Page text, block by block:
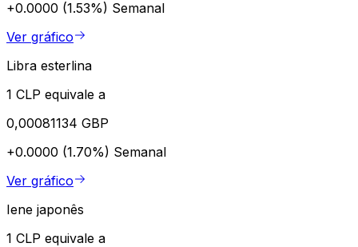
+0.0000 (1.53%) Semanal
Ver gráfico
Libra esterlina
1 CLP equivale a
0,00081134 GBP
+0.0000 (1.70%) Semanal
Ver gráfico
Iene japonês
1 CLP equivale a